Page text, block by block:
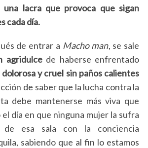
una lacra que provoca que sigan
cada día.
de entrar a Macho man, se sale
agridulcede haberse enfrentado
y cruel sin paños calientes
de saber que la lucha contra la
debe mantenerse más viva que
día en que ninguna mujer la sufra
de esa sala con la conciencia
sabiendo que al fin lo estamos